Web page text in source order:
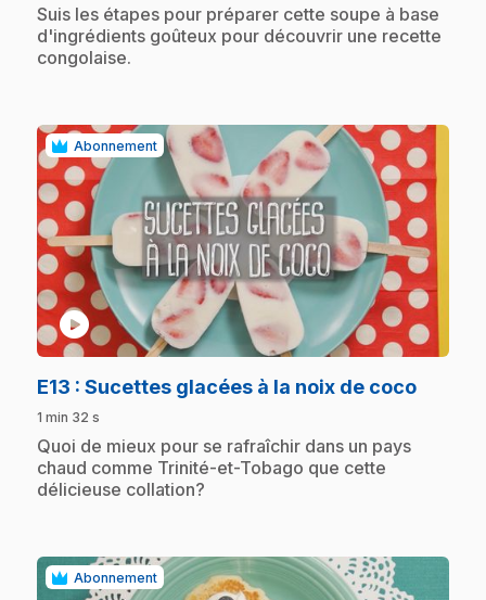
.Suis les étapes pour préparer cette soupe à base
d'ingrédients goûteux pour découvrir une recette
congolaise.
Abonnement
play_circle
E13 : Sucettes glacées à la noix de coco.
1 min 32 s
.Quoi de mieux pour se rafraîchir dans un pays
chaud comme Trinité-et-Tobago que cette
délicieuse collation?
Abonnement